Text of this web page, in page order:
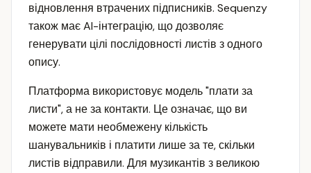
відновлення втрачених підписників. Sequenzy
також має AI-інтеграцію, що дозволяє
генерувати цілі послідовності листів з одного
опису.
Платформа використовує модель "плати за
листи", а не за контакти. Це означає, що ви
можете мати необмежену кількість
шанувальників і платити лише за те, скільки
листів відправили. Для музикантів з великою